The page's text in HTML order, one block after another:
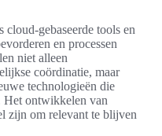
gebaseerde tools en
en processen
niet alleen
coördinatie, maar
technologieën die
Het ontwikkelen van
zijn om relevant te blijven